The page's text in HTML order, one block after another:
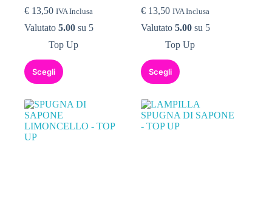
€ 13,50 IVA Inclusa
Valutato 5.00 su 5
Top Up
Scegli
€ 13,50 IVA Inclusa
Valutato5.00 su 5
Top Up
Scegli